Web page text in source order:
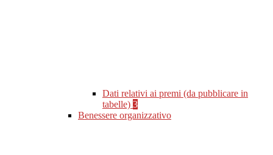
Dati relativi ai premi (da pubblicare in
tabelle) 3
Benessere organizzativo